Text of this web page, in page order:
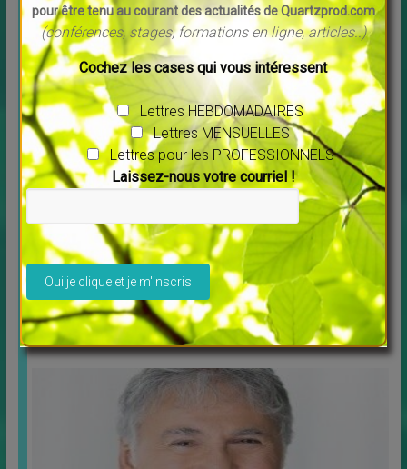
Un peu de POSITIF
Découvrez Debowska Productions
↳LES MERVEILLES DU MONDE NOUVEAU ,Livres
Profitez de la possibilité de louer ou télécharger les
films. Tous les films vous sont proposés en
[…]
pour être tenu au courant des actualités de Quartzprod.com
(conférences, stages, formations en ligne, articles..)
Cochez les cases qui vous intéressent
Lettres HEBDOMADAIRES
Lettres MENSUELLES
Lettres pour les PROFESSIONNELS
Laissez-nous votre courriel !
Veuillez laisser ce champ vide.